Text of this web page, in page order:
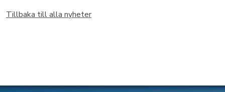
Tillbaka till alla nyheter